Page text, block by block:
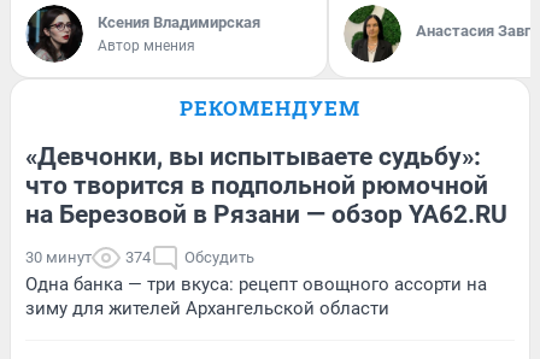
Ксения Владимирская
Автор мнения
Анастасия
РЕКОМЕНДУЕМ
«Девчонки, вы испытываете судьбу»:
что творится в подпольной рюмочной
на Березовой в Рязани — обзор YA62.RU
30 минут 374 Обсудить
Одна банка — три вкуса: рецепт овощного ассорти на
зиму для жителей Архангельской области